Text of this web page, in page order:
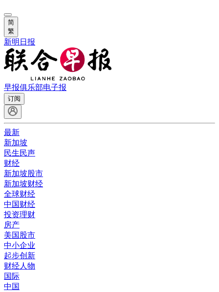
简
繁
新明日报
早报俱乐部电子报
订阅
最新
新加坡
民生民声
财经
新加坡股市
新加坡财经
全球财经
中国财经
投资理财
房产
美国股市
中小企业
起步创新
财经人物
国际
中国